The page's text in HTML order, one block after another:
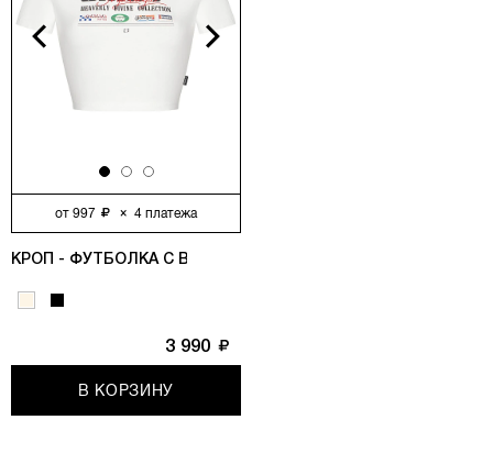
Next
от 997 × 4 платежа
КРОП - ФУТБОЛКА С ВЫСОКОЙ ГОРЛОВИНОЙ, МОЛОЧНЫЙ
3 990
В КОРЗИНУ